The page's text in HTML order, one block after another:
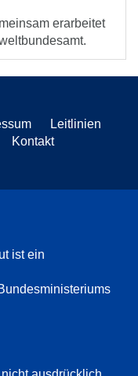
erarbeitet
Leitlinien
Kontakt
ist ein